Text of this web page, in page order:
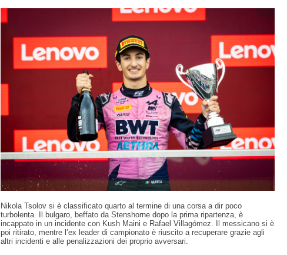
Nikola Tsolov si è classificato quarto al termine di una corsa a dir poco
turbolenta. Il bulgaro, beffato da Stenshorne dopo la prima ripartenza, è
incappato in un incidente con Kush Maini e Rafael Villagómez. Il messicano si è
poi ritirato, mentre l’ex leader di campionato è riuscito a recuperare grazie agli
altri incidenti e alle penalizzazioni dei proprio avversari.